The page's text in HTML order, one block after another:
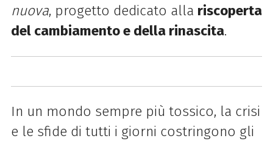
nuova, progetto dedicato alla riscoperta
del cambiamento e della rinascita.
In un mondo sempre più tossico, la crisi
e le sfide di tutti i giorni costringono gli